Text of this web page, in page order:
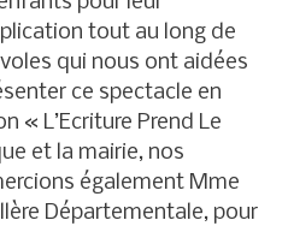
tout au long de
qui nous ont aidées
ce spectacle en
« L’Ecriture Prend Le
et la mairie, nos
également Mme
Départementale, pour